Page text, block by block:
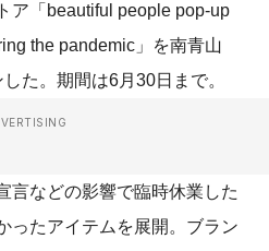
ア「beautiful people pop-up
the pandemic」を南青山
た。期間は6月30日まで。
などの影響で臨時休業した
ったアイテムを展開。ブラン